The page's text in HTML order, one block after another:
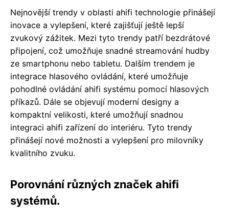
Nejnovější trendy v oblasti ahifi technologie přinášejí
inovace a vylepšení, které zajišťují ještě lepší
zvukový zážitek. Mezi tyto trendy patří bezdrátové
připojení, což umožňuje snadné streamování hudby
ze smartphonu nebo tabletu. Dalším trendem je
integrace hlasového ovládání, které umožňuje
pohodlné ovládání ahifi systému pomocí hlasových
příkazů. Dále se objevují moderní designy a
kompaktní velikosti, které umožňují snadnou
integraci ahifi zařízení do interiéru. Tyto trendy
přinášejí nové možnosti a vylepšení pro milovníky
kvalitního zvuku.
Porovnání různých značek ahifi
systémů.